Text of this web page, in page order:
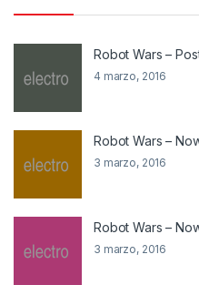
Robot Wars –
4 marzo, 2016
Robot Wars –
3 marzo, 2016
Robot Wars –
3 marzo, 2016